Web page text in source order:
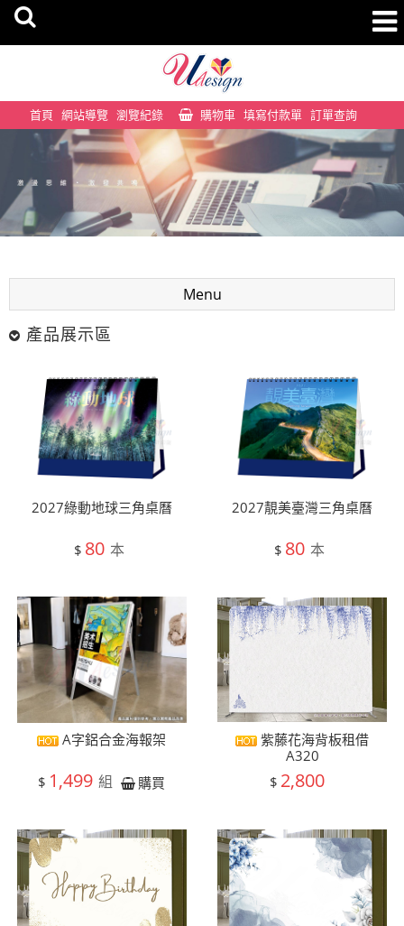
首頁 網站導覽 瀏覽紀錄 購物車 填寫付款單 訂單查詢
Menu
產品展示區
2027綠動地球三角桌曆
$ 80 本
2027靚美臺灣三角桌曆
$ 80 本
A字鋁合金海報架
$ 1,499 組 購買
紫藤花海背板租借
A320
$ 2,800